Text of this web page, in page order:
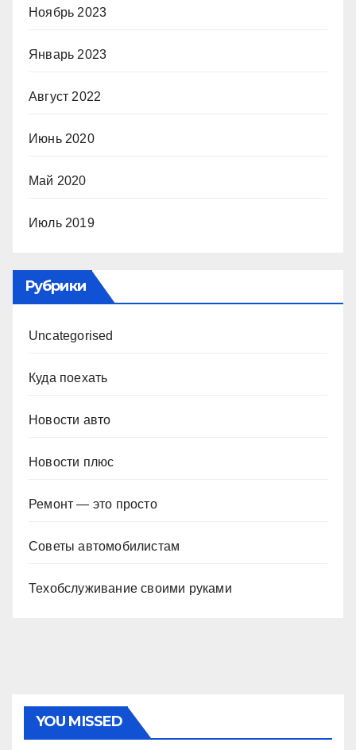
Ноябрь 2023
Январь 2023
Август 2022
Июнь 2020
Май 2020
Июль 2019
Рубрики
Uncategorised
Куда поехать
Новости авто
Новости плюс
Ремонт — это просто
Советы автомобилистам
Техобслуживание своими руками
YOU MISSED